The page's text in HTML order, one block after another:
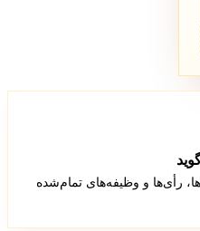
رأی‌ها و وظیفه‌های تمام‌شده